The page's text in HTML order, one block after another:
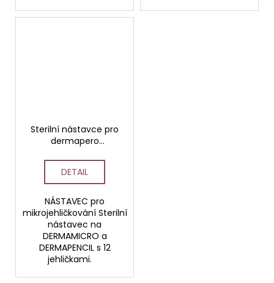
Sterilní nástavce pro
dermapero
DERMAPENCIL 12
jehliček
DETAIL
NÁSTAVEC pro
mikrojehličkování Sterilní
nástavec na
DERMAMICRO a
DERMAPENCIL s 12
jehličkami.